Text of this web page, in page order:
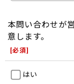
本問い合わせが
意します。
[必須]
はい